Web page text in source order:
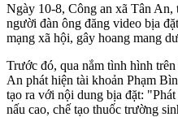
Ngày 10-8, Công an xã Tân
người đàn ông đăng video bịa
mạng xã hội, gây hoang mang
Trước đó, qua nắm tình hình
An phát hiện tài khoản Phạm
tạo ra với nội dung bịa đặt:
nấu cao, chế tạo thuốc trường